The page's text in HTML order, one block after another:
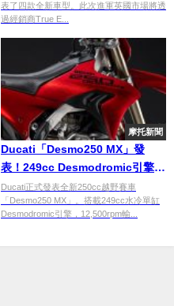
表了四款全新車型。此次進軍英國市場將透
過經銷商True E...
摩托新聞
Ducati「Desmo250 MX」發
表！249cc Desmodromic引擎最
高15,000rpm×循跡控制×預測性
維護，越野250cc新標竿
Ducati正式發表全新250cc越野賽車
「Desmo250 MX」。搭載249cc水冷單缸
Desmodromic引擎，12,500rpm輸...